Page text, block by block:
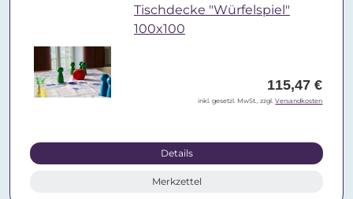
Tischdecke "Würfelspiel"
100x100
115,47 €
inkl. gesetzl. MwSt., zzgl.Versandkosten
Details
Merkzettel